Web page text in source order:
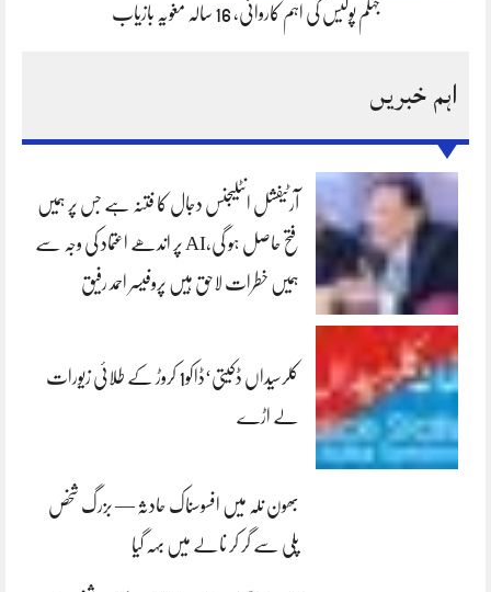
جہلم پولیس کی اہم کاروائی، 16 سالہ مغویہ بازیاب
اہم خبریں
آرٹیفشل انٹلیجنس دجال کا فتنہ ہے جس پر ہمیں
فتح حاصل ہو گی،AI پر اندھے اعتماد کی وجہ سے
ہمیں خطرات لاحق ہیں پروفیسر احمد رفیق
کلرسیداں ڈکیتی‘ڈاکو1 کروڑ کے طلائی زیورات
لے اڑے
بھون نلہ میں افسوسناک حادثہ — بزرگ شخص
پلی سے گر کر نالے میں بہہ گیا